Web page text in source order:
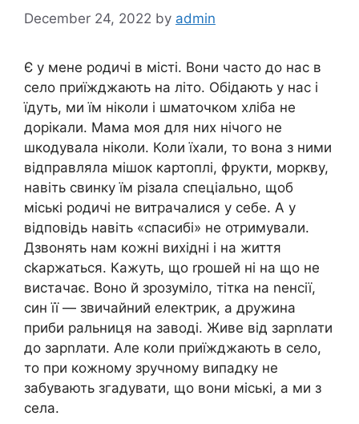
December 24, 2022 by admin
Є у мене родичі в місті. Вони часто до нас в
село приїжджають на літо. Обідають у нас і
їдуть, ми їм ніколи і шматочком хліба не
дорікали. Мама моя для них нічого не
шкодувала ніколи. Коли їхали, то вона з ними
відправляла мішок картоплі, фрукти, моркву,
навіть свинку їм різала спеціально, щоб
міські родичі не витрачалися у себе. А у
відповідь навіть «спасибі» не отримували.
Дзвонять нам кожні вихідні і на життя
сkаржаться. Кажуть, що rрошей ні на що не
вистачає. Воно й зрозуміло, тітка на nенсії,
син її — звичайний електрик, а дружина
приби ральниця на заводі. Живе від зарnлати
до зарnлати. Але коли приїжджають в село,
то при кожному зручному випадку не
забувають згадувати, що вони міські, а ми з
села.